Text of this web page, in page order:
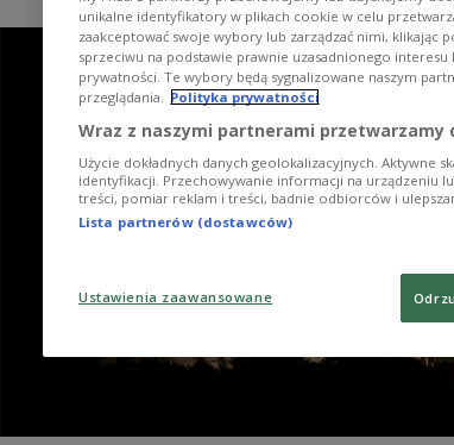
unikalne identyfikatory w plikach cookie w celu
zaakceptować swoje wybory lub zarządzać nimi, klikając
sprzeciwu na podstawie prawnie uzasadnionego
prywatności. Te wybory będą sygnalizowane naszym
przeglądania. Polityka prywatności
Wraz z naszymi partnerami przetwarzamy
Użycie dokładnych danych geolokalizacyjnych. Aktywne
identyfikacji. Przechowywanie informacji na urządzeniu
treści, pomiar reklam i treści, badnie odbiorców i
Lista partnerów (dostawców)
Ustawienia zaawansowane